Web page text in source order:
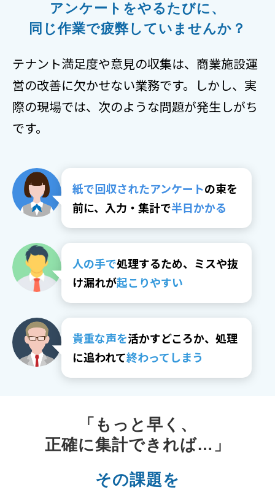
アンケートをやるたびに、
同じ作業で疲弊していませんか？
テナント満足度や意見の収集は、商業施設運
営の改善に欠かせない業務です。しかし、実
際の現場では、次のような問題が発生しがち
です。
紙で回収されたアンケートの束を
前に、入力・集計で半日かかる
人の手で処理するため、ミスや抜
け漏れが起こりやすい
貴重な声を活かすどころか、処理
に追われて終わってしまう
「もっと早く、
正確に集計できれば…」
その課題を